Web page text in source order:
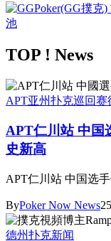
TOP ! News
APT亚州扑克巡回赛
APT仁川站 中国
史新高
APT仁川站 中国选
ByPoker Now News
德州扑克新闻